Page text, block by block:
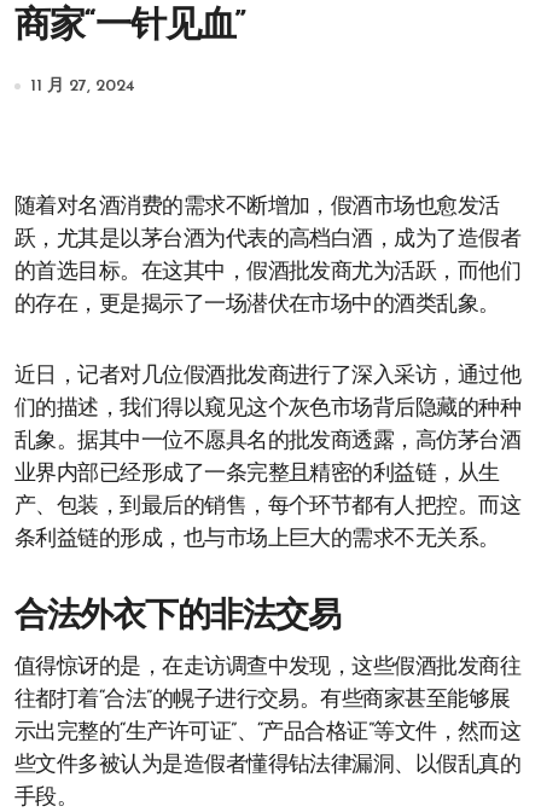
商家“一针见血”
11 月 27, 2024
随着对名酒消费的需求不断增加，假酒市场也愈发活
跃，尤其是以茅台酒为代表的高档白酒，成为了造假者
的首选目标。在这其中，假酒批发商尤为活跃，而他们
的存在，更是揭示了一场潜伏在市场中的酒类乱象。
近日，记者对几位假酒批发商进行了深入采访，通过他
们的描述，我们得以窥见这个灰色市场背后隐藏的种种
乱象。据其中一位不愿具名的批发商透露，高仿茅台酒
业界内部已经形成了一条完整且精密的利益链，从生
产、包装，到最后的销售，每个环节都有人把控。而这
条利益链的形成，也与市场上巨大的需求不无关系。
合法外衣下的非法交易
值得惊讶的是，在走访调查中发现，这些假酒批发商往
往都打着“合法”的幌子进行交易。有些商家甚至能够展
示出完整的“生产许可证”、“产品合格证”等文件，然而这
些文件多被认为是造假者懂得钻法律漏洞、以假乱真的
手段。